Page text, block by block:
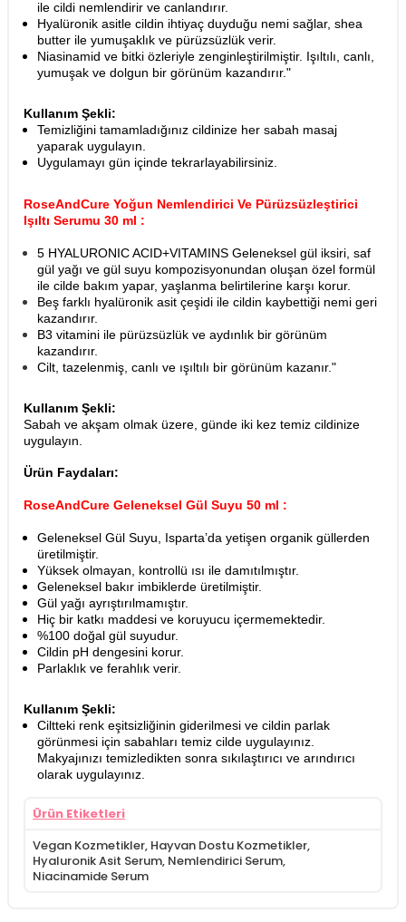
ile cildi nemlendirir ve canlandırır.
Hyalüronik asitle cildin ihtiyaç duyduğu nemi sağlar, shea
butter ile yumuşaklık ve pürüzsüzlük verir.
Niasinamid ve bitki özleriyle zenginleştirilmiştir. Işıltılı, canlı,
yumuşak ve dolgun bir görünüm kazandırır."
Kullanım Şekli:
Temizliğini tamamladığınız cildinize her sabah masaj
yaparak uygulayın.
Uygulamayı gün içinde tekrarlayabilirsiniz.
RoseAndCure Yoğun Nemlendirici Ve Pürüzsüzleştirici
Işıltı Serumu 30 ml :
5 HYALURONIC ACID+VITAMINS Geleneksel gül iksiri, saf
gül yağı ve gül suyu kompozisyonundan oluşan özel formül
ile cilde bakım yapar, yaşlanma belirtilerine karşı korur.
Beş farklı hyalüronik asit çeşidi ile cildin kaybettiği nemi geri
kazandırır.
B3 vitamini ile pürüzsüzlük ve aydınlık bir görünüm
kazandırır.
Cilt, tazelenmiş, canlı ve ışıltılı bir görünüm kazanır."
Kullanım Şekli:
Sabah ve akşam olmak üzere, günde iki kez temiz cildinize
uygulayın.
Ürün Faydaları:
RoseAndCure Geleneksel Gül Suyu 50 ml :
Geleneksel Gül Suyu, Isparta’da yetişen organik güllerden
üretilmiştir.
Yüksek olmayan, kontrollü ısı ile damıtılmıştır.
Geleneksel bakır imbiklerde üretilmiştir.
Gül yağı ayrıştırılmamıştır.
Hiç bir katkı maddesi ve koruyucu içermemektedir.
%100 doğal gül suyudur.
Cildin pH dengesini korur.
Parlaklık ve ferahlık verir.
Kullanım Şekli:
Ciltteki renk eşitsizliğinin giderilmesi ve cildin parlak
görünmesi için sabahları temiz cilde uygulayınız.
Makyajınızı temizledikten sonra sıkılaştırıcı ve arındırıcı
olarak uygulayınız.
Ürün Etiketleri
Vegan Kozmetikler, Hayvan Dostu Kozmetikler,
Hyaluronik Asit Serum, Nemlendirici Serum,
Niacinamide Serum